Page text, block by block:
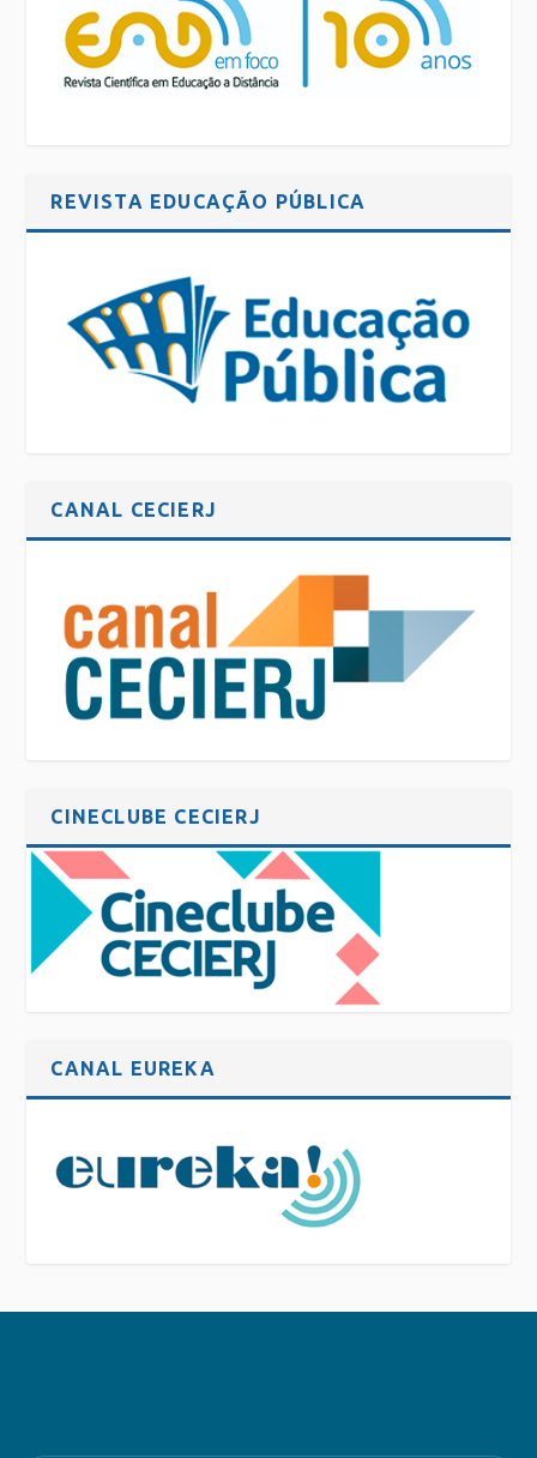
REVISTA EDUCAÇÃO PÚBLICA
CANAL CECIERJ
CINECLUBE CECIERJ
CANAL EUREKA